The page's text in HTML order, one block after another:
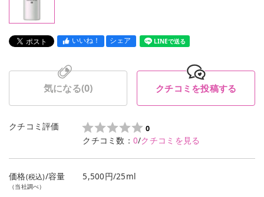
いいね！ シェア LINEで送る
気になる(0) クチコミを投稿する
クチコミ評価 0
クチコミ数： 0/クチコミを見る
価格(税込)/容量
（当社調べ）
5,500円/25ml